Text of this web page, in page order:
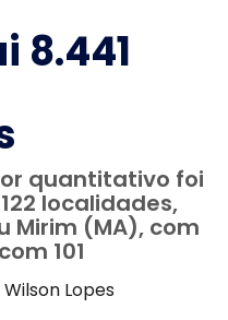
8.441
quantitativo foi
localidades,
Mirim (MA), com
101
Wilson Lopes